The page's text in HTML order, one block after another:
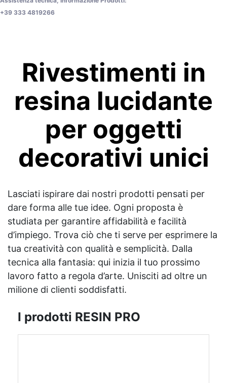
+39 333 4819266
Rivestimenti in
resina lucidante
per oggetti
decorativi unici
Lasciati ispirare dai nostri prodotti pensati per
dare forma alle tue idee. Ogni proposta è
studiata per garantire affidabilità e facilità
d’impiego. Trova ciò che ti serve per esprimere la
tua creatività con qualità e semplicità. Dalla
tecnica alla fantasia: qui inizia il tuo prossimo
lavoro fatto a regola d’arte. Unisciti ad oltre un
milione di clienti soddisfatti.
I prodotti RESIN PRO